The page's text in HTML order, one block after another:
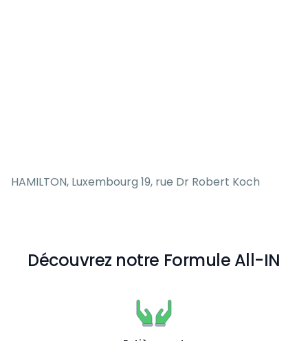
HAMILTON, Luxembourg 19, rue Dr Robert Koch
Découvrez notre Formule All-IN